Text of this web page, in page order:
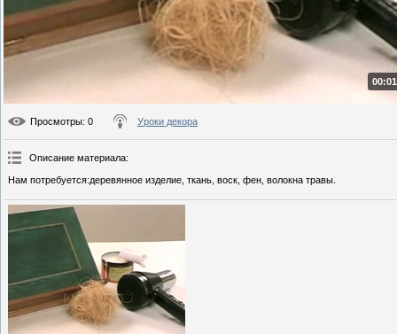
Просмотры: 0 Уроки декора
Описание материала:
Нам потребуется:деревянное изделие, ткань, воск, фен, волокна травы.